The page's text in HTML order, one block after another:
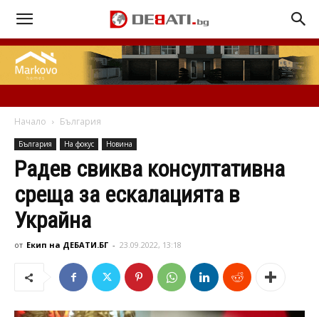
Начало България
България На фокус Новина
Радев свиква консултативна
среща за ескалацията в
Украйна
от Екип на ДЕБАТИ.БГ - 23.09.2022, 13:18